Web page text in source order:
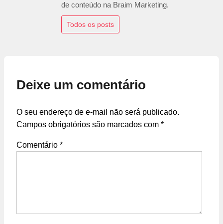
de conteúdo na Braim Marketing.
Todos os posts
Deixe um comentário
O seu endereço de e-mail não será publicado.
Campos obrigatórios são marcados com *
Comentário *